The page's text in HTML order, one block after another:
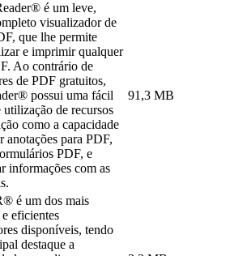
é um leve,
visualizador de
que lhe permite
e imprimir qualquer
Ao contrário de
de PDF gratuitos,
possui uma fácil
utilização de recursos
como a capacidade
anotações para PDF,
PDF, e
informações com as
91,3 MB
é um dos mais
eficientes
disponíveis, tendo
destaque a